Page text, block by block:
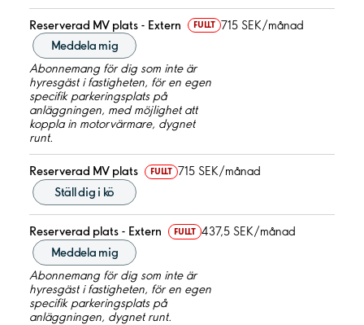
Reserverad MV plats - Extern FULLT 715 SEK/månad
Meddela mig
Abonnemang för dig som inte är
hyresgäst i fastigheten, för en egen
specifik parkeringsplats på
anläggningen, med möjlighet att
koppla in motorvärmare, dygnet
runt.
Reserverad MV plats FULLT 715 SEK/månad
Ställ dig i kö
Reserverad plats - Extern FULLT 437,5 SEK/månad
Meddela mig
Abonnemang för dig som inte är
hyresgäst i fastigheten, för en egen
specifik parkeringsplats på
anläggningen, dygnet runt.